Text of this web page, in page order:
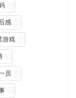
感
游戏
员